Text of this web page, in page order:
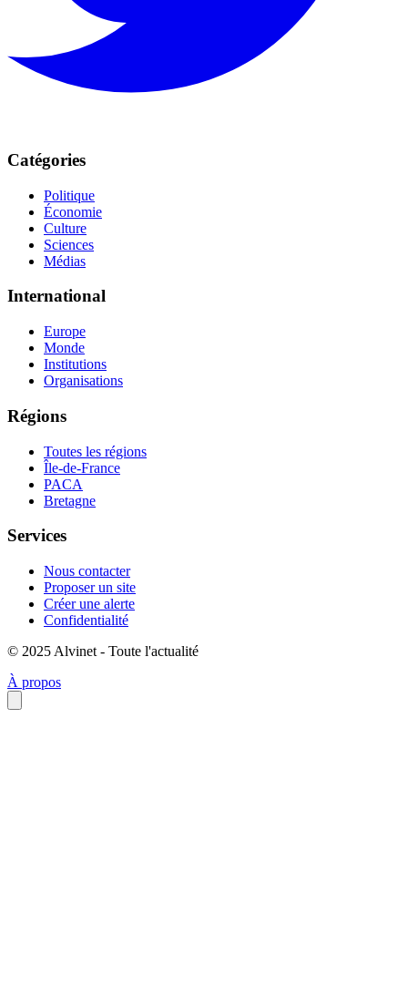
Catégories
Politique
Économie
Culture
Sciences
Médias
International
Europe
Monde
Institutions
Organisations
Régions
Toutes les régions
Île-de-France
PACA
Bretagne
Services
Nous contacter
Proposer un site
Créer une alerte
Confidentialité
© 2025 Alvinet - Toute l'actualité
À propos